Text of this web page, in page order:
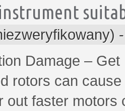
Damage –
rotors can
out faster